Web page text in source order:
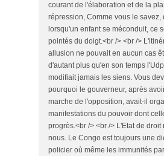
courant de l'élaboration et de la
répression, Comme vous le savez,
lorsqu'un enfant se méconduit, ce
pointés du doigt.<br /> <br />
allusion ne pouvait en aucun cas
d'autant plus qu'en son temps
modifiait jamais les siens. Vous
pourquoi le gouverneur, après
marche de l'opposition, avait-il
manifestations du pouvoir dont
progrès.<br /> <br /> L'Etat de
nous. Le Congo est toujours une
policier où même les immunités